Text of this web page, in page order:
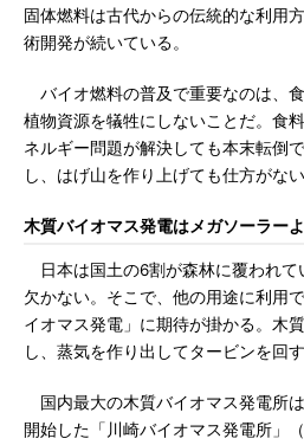
固体燃料は古代からの伝統的な利用
術開発が続いている。
バイオ燃料の普及で重要なのは、
植物資源を犠牲にしないことだ。食
ネルギー問題が解決しても本末転倒
し、はげ山を作り上げても仕方がない
木質バイオマス発電はメガソーラー
日本は国土の6割が森林に覆われて
欠かない。そこで、他の用途に利用
イオマス発電」に期待が掛かる。木
し、蒸気を作り出してタービンを回
国内最大の木質バイオマス発電所
開始した「川崎バイオマス発電所」